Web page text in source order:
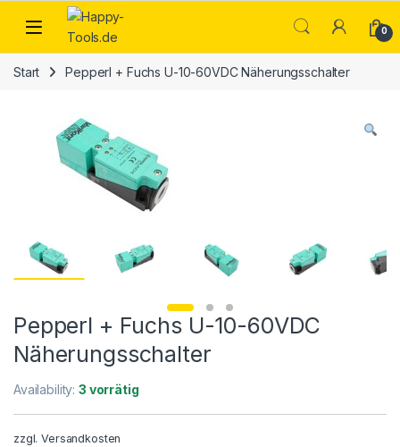
Skip to navigation
Skip to content
Open 0
Start Pepperl + Fuchs U-10-60VDC Näherungsschalter
Pepperl + Fuchs U-10-60VDC
Näherungsschalter
Availability:3 vorrätig
zzgl.Versandkosten